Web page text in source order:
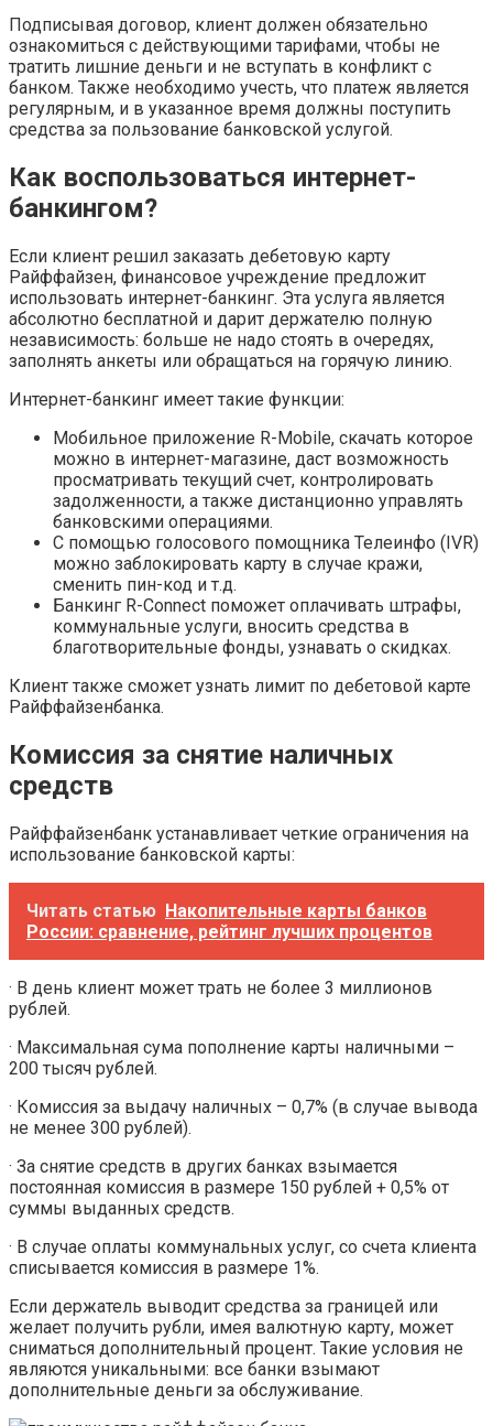
Подписывая договор, клиент должен обязательно
ознакомиться с действующими тарифами, чтобы не
тратить лишние деньги и не вступать в конфликт с
банком. Также необходимо учесть, что платеж является
регулярным, и в указанное время должны поступить
средства за пользование банковской услугой.
Как воспользоваться интернет-
банкингом?
Если клиент решил заказать дебетовую карту
Райффайзен, финансовое учреждение предложит
использовать интернет-банкинг. Эта услуга является
абсолютно бесплатной и дарит держателю полную
независимость: больше не надо стоять в очередях,
заполнять анкеты или обращаться на горячую линию.
Интернет-банкинг имеет такие функции:
Мобильное приложение R-Mobile, скачать которое
можно в интернет-магазине, даст возможность
просматривать текущий счет, контролировать
задолженности, а также дистанционно управлять
банковскими операциями.
С помощью голосового помощника Телеинфо (IVR)
можно заблокировать карту в случае кражи,
сменить пин-код и т.д.
Банкинг R-Connect поможет оплачивать штрафы,
коммунальные услуги, вносить средства в
благотворительные фонды, узнавать о скидках.
Клиент также сможет узнать лимит по дебетовой карте
Райффайзенбанка.
Комиссия за снятие наличных
средств
Райффайзенбанк устанавливает четкие ограничения на
использование банковской карты:
Читать статью Накопительные карты банков
России: сравнение, рейтинг лучших процентов
· В день клиент может трать не более 3 миллионов
рублей.
· Максимальная сума пополнение карты наличными –
200 тысяч рублей.
· Комиссия за выдачу наличных – 0,7% (в случае вывода
не менее 300 рублей).
· За снятие средств в других банках взымается
постоянная комиссия в размере 150 рублей + 0,5% от
суммы выданных средств.
· В случае оплаты коммунальных услуг, со счета клиента
списывается комиссия в размере 1%.
Если держатель выводит средства за границей или
желает получить рубли, имея валютную карту, может
сниматься дополнительный процент. Такие условия не
являются уникальными: все банки взымают
дополнительные деньги за обслуживание.